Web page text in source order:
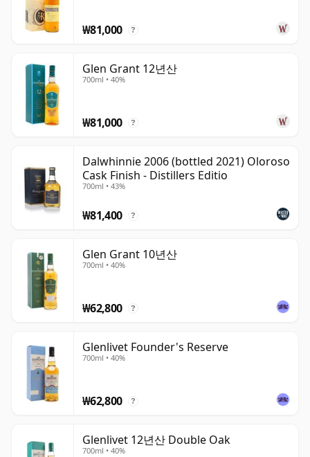
₩81,000 ?
Glen Grant 12년산
700ml • 40%
₩81,000 ?
Dalwhinnie 2006 (bottled 2021) Oloroso
Cask Finish - Distillers Editio
700ml • 43%
₩81,400 ?
Glen Grant 10년산
700ml • 40%
₩62,800 ?
Glenlivet Founder's Reserve
700ml • 40%
₩62,800 ?
Glenlivet 12년산 Double Oak
700ml • 40%